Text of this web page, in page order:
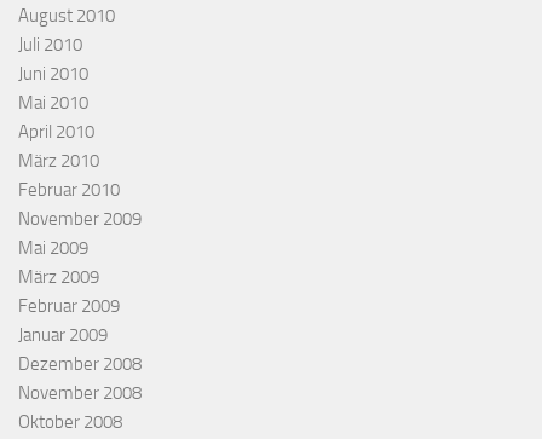
August 2010
Juli 2010
Juni 2010
Mai 2010
April 2010
März 2010
Februar 2010
November 2009
Mai 2009
März 2009
Februar 2009
Januar 2009
Dezember 2008
November 2008
Oktober 2008